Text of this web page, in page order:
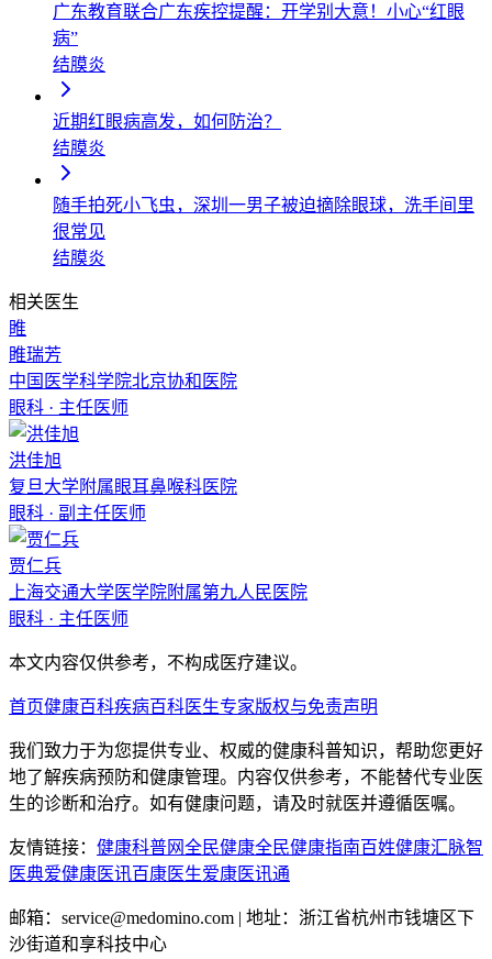
广东教育联合广东疾控提醒：开学别大意！小心“红眼
病”
结膜炎
近期红眼病高发，如何防治？
结膜炎
随手拍死小飞虫，深圳一男子被迫摘除眼球，洗手间里
很常见
结膜炎
相关医生
睢
睢瑞芳
中国医学科学院北京协和医院
眼科 · 主任医师
洪佳旭
复旦大学附属眼耳鼻喉科医院
眼科 · 副主任医师
贾仁兵
上海交通大学医学院附属第九人民医院
眼科 · 主任医师
本文内容仅供参考，不构成医疗建议。
首页健康百科疾病百科医生专家版权与免责声明
我们致力于为您提供专业、权威的健康科普知识，帮助您更好
地了解疾病预防和健康管理。内容仅供参考，不能替代专业医
生的诊断和治疗。如有健康问题，请及时就医并遵循医嘱。
友情链接： 健康科普网全民健康全民健康指南百姓健康汇脉智
医典爱健康医讯百康医生爱康医讯通
邮箱：service@medomino.com | 地址：浙江省杭州市钱塘区下
沙街道和享科技中心